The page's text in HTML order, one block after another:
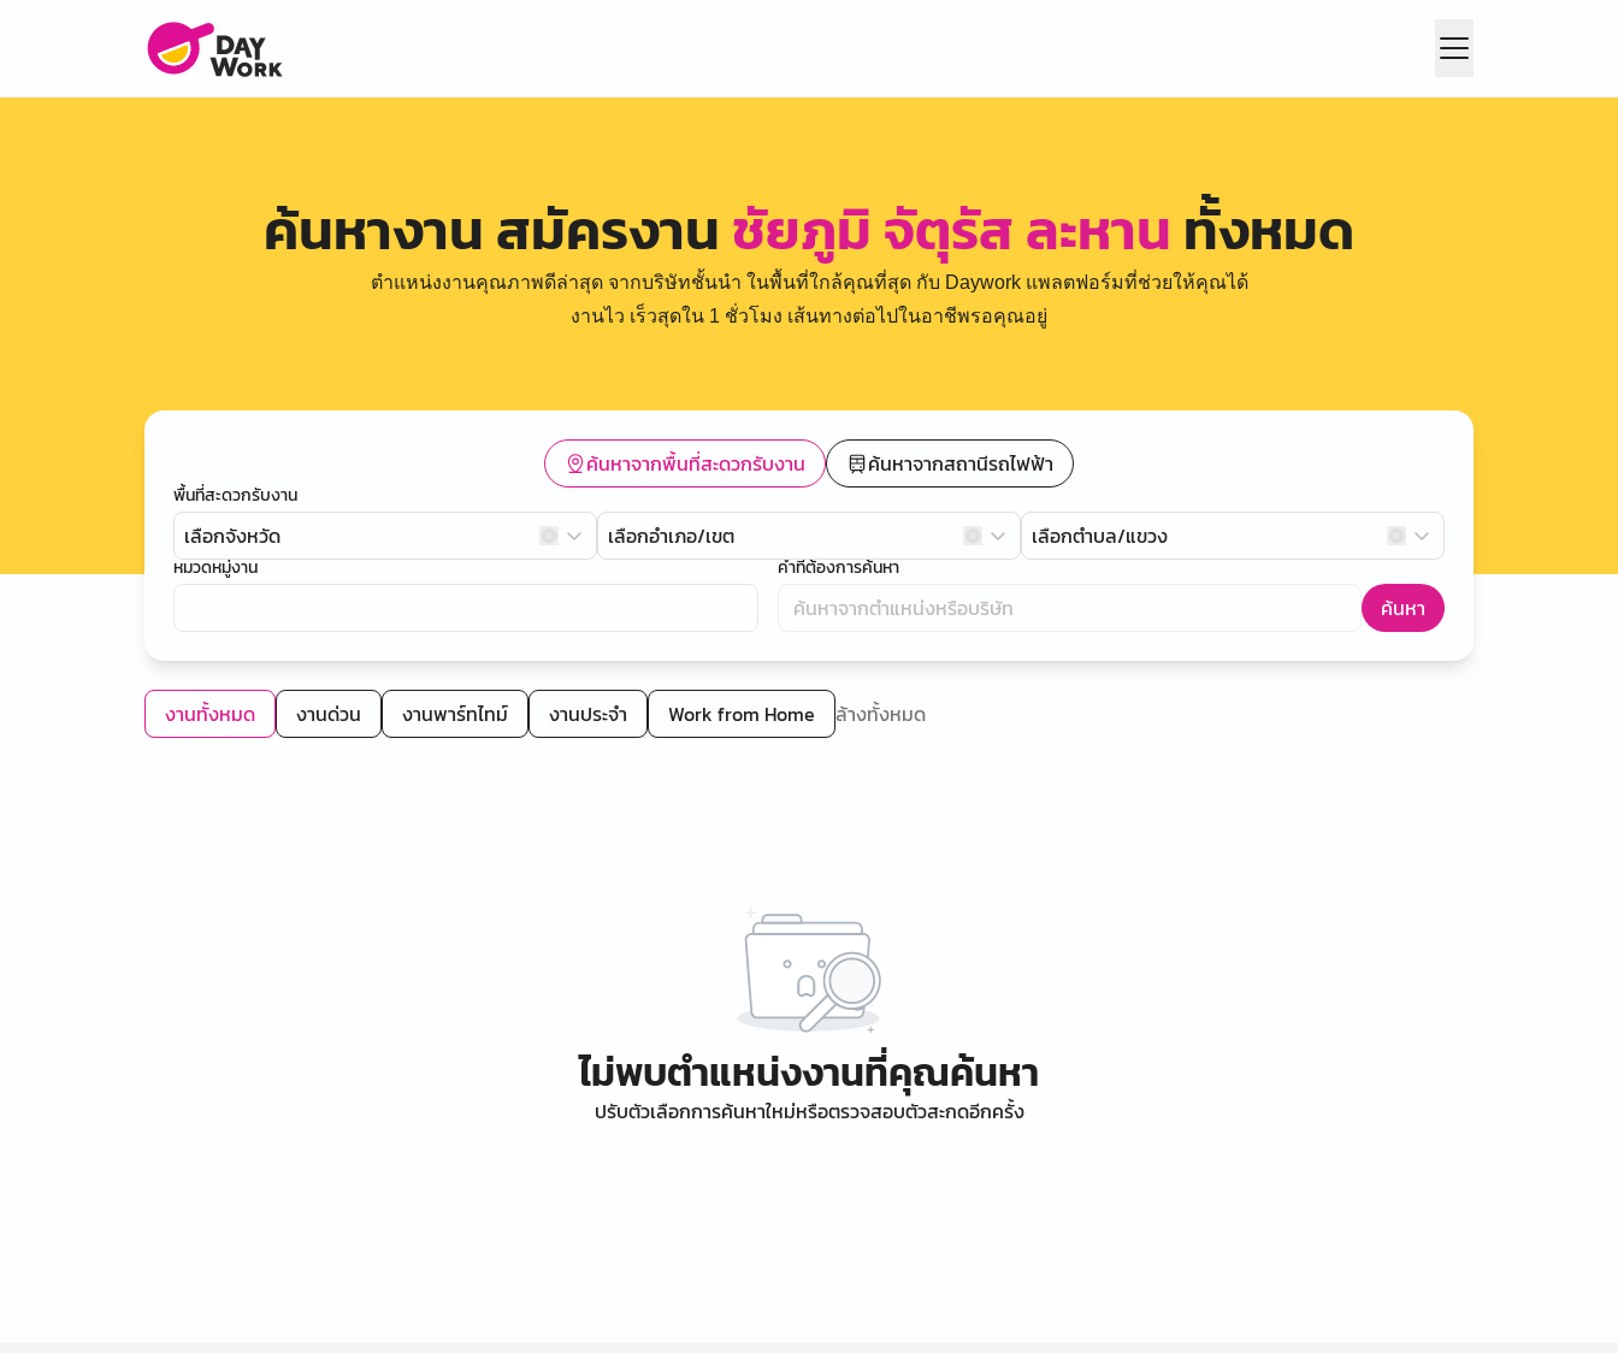
ค้นหางาน สมัครงานชัยภูมิ จัตุรัส ละหาน ทั้งหมด
ตำแหน่งงานคุณภาพดีล่าสุด จากบริษัทชั้นนำ ในพื้นที่ใกล้คุณที่สุด กับ Daywork แพลตฟอร์มที่ช่วยให้คุณได้
งานไว เร็วสุดใน 1 ชั่วโมง เส้นทางต่อไปในอาชีพรอคุณอยู่
ค้นหาจากพื้นที่สะดวกรับงาน ค้นหาจากสถานีรถไฟฟ้า
พื้นที่สะดวกรับงาน
เลือกจังหวัด เลือกอำเภอ/เขต เลือกตำบล/แขวง
หมวดหมู่งาน คำที่ต้องการค้นหา
ค้นหา
งานทั้งหมด งานด่วน งานพาร์ทไทม์ งานประจำ Work from Home ล้างทั้งหมด
ไม่พบตำแหน่งงานที่คุณค้นหา
ปรับตัวเลือกการค้นหาใหม่หรือตรวจสอบตัวสะกดอีกครั้ง